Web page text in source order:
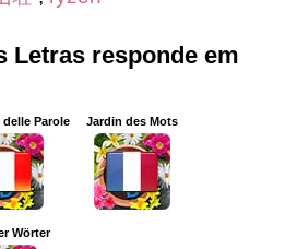
Letras responde em
Parole Jardin des Mots
Wörter